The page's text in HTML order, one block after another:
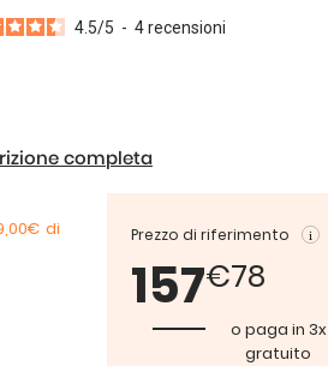
4.5/5 - 4recensioni
completa
Prezzo di riferimento
157€78
o paga in 3x
gratuito
di